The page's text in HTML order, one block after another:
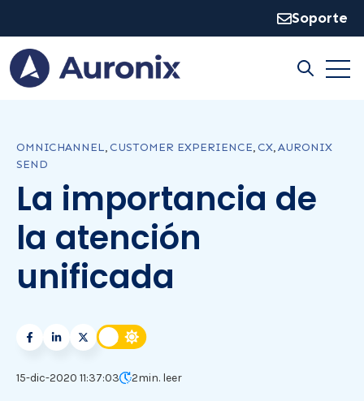
Soporte
Open
OMNICHANNEL,CUSTOMER EXPERIENCE,CX,AURONIX
SEND
La importancia de
la atención
unificada
15-dic-2020 11:37:03 2min. leer